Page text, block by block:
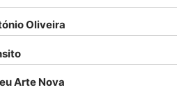
Oliveira
Arte Nova